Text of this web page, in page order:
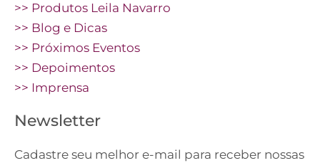
>> Produtos Leila Navarro
>> Blog e Dicas
>> Próximos Eventos
>> Depoimentos
>> Imprensa
Newsletter
Cadastre seu melhor e-mail para receber nossas